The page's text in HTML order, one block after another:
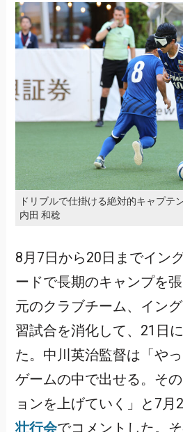
ドリブルで仕掛ける絶対的キャプテ
内田 和稔
8月7日から20日までイン
ードで長期のキャンプを
元のクラブチーム、イン
習試合を消化して、21日
た。中川英治監督は「や
ゲームの中で出せる。そ
ョンを上げていく」と7月
壮行会でコメントした。